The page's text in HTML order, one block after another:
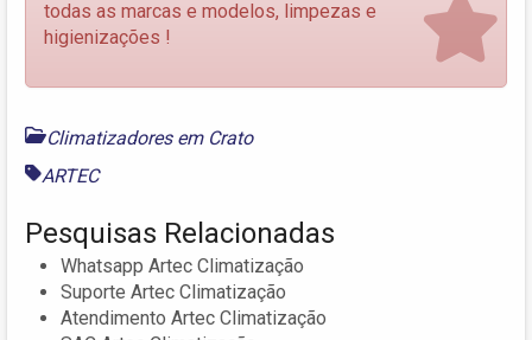
todas as marcas e modelos, limpezas e
higienizações !
Climatizadores em Crato
ARTEC
Pesquisas Relacionadas
Whatsapp Artec Climatização
Suporte Artec Climatização
Atendimento Artec Climatização